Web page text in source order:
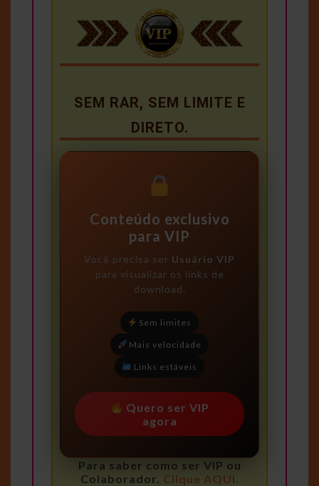
SEM RAR, SEM LIMITE E
DIRETO.
Conteúdo exclusivo
para VIP
Você precisa ser Usuário VIP
para visualizar os links de
download.
Sem limites
Mais velocidade
Links estáveis
Quero ser VIP
agora
Para saber como ser VIP ou
Colaborador. Clique AQUI.